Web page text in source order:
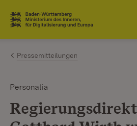
Zum Inhalt springen
Link zur Startseite
Pressemitteilungen
Personalia